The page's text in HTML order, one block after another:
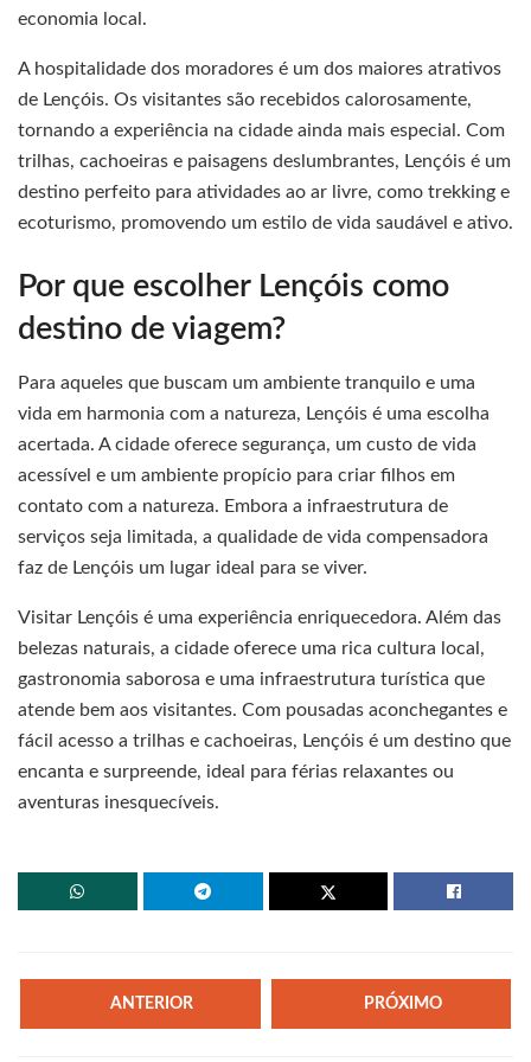
economia local.
A hospitalidade dos moradores é um dos maiores atrativos
de Lençóis. Os visitantes são recebidos calorosamente,
tornando a experiência na cidade ainda mais especial. Com
trilhas, cachoeiras e paisagens deslumbrantes, Lençóis é um
destino perfeito para atividades ao ar livre, como trekking e
ecoturismo, promovendo um estilo de vida saudável e ativo.
Por que escolher Lençóis como
destino de viagem?
Para aqueles que buscam um ambiente tranquilo e uma
vida em harmonia com a natureza, Lençóis é uma escolha
acertada. A cidade oferece segurança, um custo de vida
acessível e um ambiente propício para criar filhos em
contato com a natureza. Embora a infraestrutura de
serviços seja limitada, a qualidade de vida compensadora
faz de Lençóis um lugar ideal para se viver.
Visitar Lençóis é uma experiência enriquecedora. Além das
belezas naturais, a cidade oferece uma rica cultura local,
gastronomia saborosa e uma infraestrutura turística que
atende bem aos visitantes. Com pousadas aconchegantes e
fácil acesso a trilhas e cachoeiras, Lençóis é um destino que
encanta e surpreende, ideal para férias relaxantes ou
aventuras inesquecíveis.
ANTERIOR PRÓXIMO